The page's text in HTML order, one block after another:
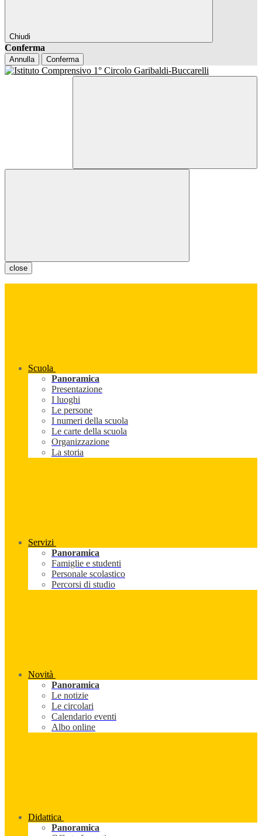
Chiudi
Conferma
Annulla Conferma
close
Scuola
Panoramica
Presentazione
I luoghi
Le persone
I numeri della scuola
Le carte della scuola
Organizzazione
La storia
Servizi
Panoramica
Famiglie e studenti
Personale scolastico
Percorsi di studio
Novità
Panoramica
Le notizie
Le circolari
Calendario eventi
Albo online
Didattica
Panoramica